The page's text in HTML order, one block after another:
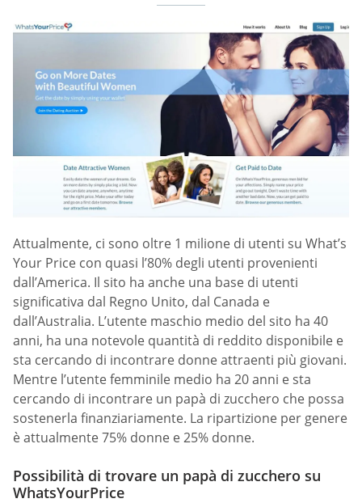
Attualmente, ci sono oltre 1 milione di utenti su What’s
Your Price con quasi l’80% degli utenti provenienti
dall’America. Il sito ha anche una base di utenti
significativa dal Regno Unito, dal Canada e
dall’Australia. L’utente maschio medio del sito ha 40
anni, ha una notevole quantità di reddito disponibile e
sta cercando di incontrare donne attraenti più giovani.
Mentre l’utente femminile medio ha 20 anni e sta
cercando di incontrare un papà di zucchero che possa
sostenerla finanziariamente. La ripartizione per genere
è attualmente 75% donne e 25% donne.
Possibilità di trovare un papà di zucchero su
WhatsYourPrice